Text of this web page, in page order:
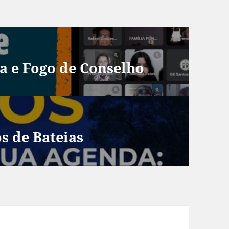
e Fogo de Conselho
de Bateias